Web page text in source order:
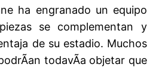
ha engranado un equipo
se complementan y
de su estadio. Muchos
todavÃ­a objetar que